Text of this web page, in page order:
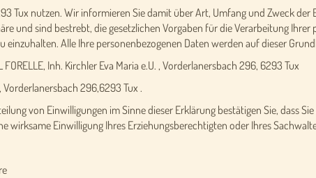
Tux nutzen. Wir informieren Sie damit über Art, Umfang und Zweck
und sind bestrebt, die gesetzlichen Vorgaben für die Verarbeitung
einzuhalten. Alle Ihre personenbezogenen Daten werden auf dieser
Inh. Kirchler Eva Maria e.U. , Vorderlanersbach 296, 6293 Tux
296,6293 Tux .
von Einwilligungen im Sinne dieser Erklärung bestätigen Sie, dass
wirksame Einwilligung Ihres Erziehungsberechtigten oder Ihres